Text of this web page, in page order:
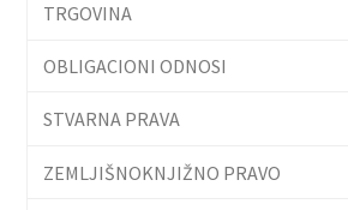
TRGOVINA
OBLIGACIONI ODNOSI
STVARNA PRAVA
ZEMLJIŠNOKNJIŽNO PRAVO